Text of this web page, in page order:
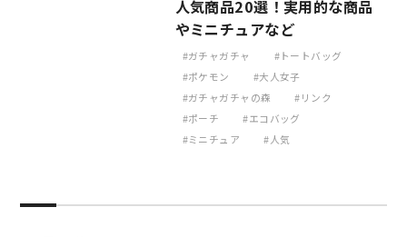
人気商品20選！実用的な商品
やミニチュアなど
ガチャガチャ
トートバッグ
ポケモン
大人女子
ガチャガチャの森
リンク
ポーチ
エコバッグ
ミニチュア
人気